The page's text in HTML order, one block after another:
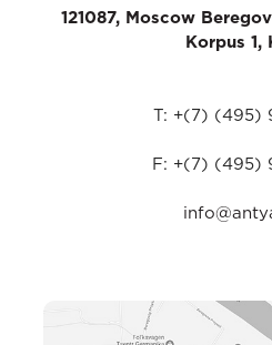
121087, Moscow
Korpus 1,
T: +(7) (495)
F: +(7) (495)